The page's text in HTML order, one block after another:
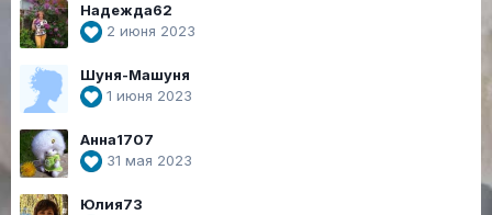
Надежда62
2 июня 2023
Шуня-Машуня
1 июня 2023
Анна1707
31 мая 2023
Юлия73